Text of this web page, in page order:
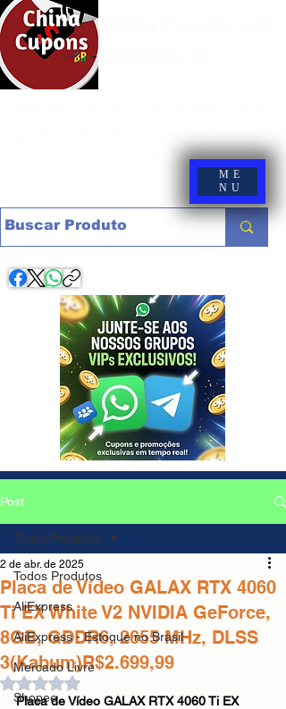
ME
NU
Post
Todos Produtos
AliExpress
AliExpress - Estoque no Brasil
Mercado Livre
Shopee
Todos Produtos
Placa de Vídeo GALAX RTX 4060
Ti EX White V2 NVIDIA GeForce,
8GB, GDDR6, 2655 MHz, DLSS
3(Kabum)R$2.699,99
2 de abr. de 2025
Avaliado com NaN de 5 estrelas.
Placa de Vídeo GALAX RTX 4060 Ti EX